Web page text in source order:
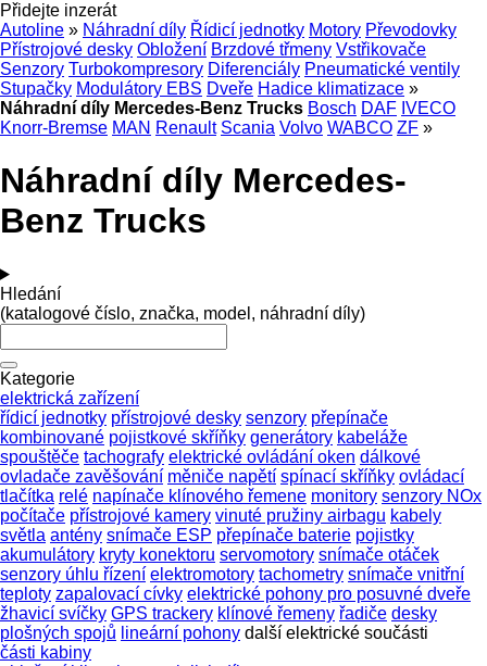
Přidejte inzerát
Autoline » Náhradní díly Řídicí jednotky Motory Převodovky
Přístrojové desky Obložení Brzdové třmeny Vstřikovače
Senzory Turbokompresory Diferenciály Pneumatické ventily
Stupačky Modulátory EBS Dveře Hadice klimatizace »
Náhradní díly Mercedes-Benz Trucks Bosch DAF IVECO
Knorr-Bremse MAN Renault Scania Volvo WABCO ZF »
Náhradní díly Mercedes-
Benz Trucks
Hledání
(katalogové číslo, značka, model, náhradní díly)
Kategorie
elektrická zařízení
řídicí jednotky přístrojové desky senzory přepínače
kombinované pojistkové skříňky generátory kabeláže
spouštěče tachografy elektrické ovládání oken dálkové
ovladače zavěšování měniče napětí spínací skříňky ovládací
tlačítka relé napínače klínového řemene monitory senzory NOx
počítače přístrojové kamery vinuté pružiny airbagu kabely
světla antény snímače ESP přepínače baterie pojistky
akumulátory kryty konektoru servomotory snímače otáček
senzory úhlu řízení elektromotory tachometry snímače vnitřní
teploty zapalovací cívky elektrické pohony pro posuvné dveře
žhavicí svíčky GPS trackery klínové řemeny řadiče desky
plošných spojů lineární pohony další elektrické součásti
části kabiny